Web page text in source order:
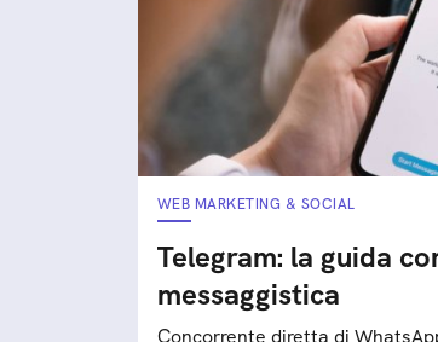
WEB MARKETING & SOCIAL
Telegram: la guida
messaggistica
Concorrente diretta di